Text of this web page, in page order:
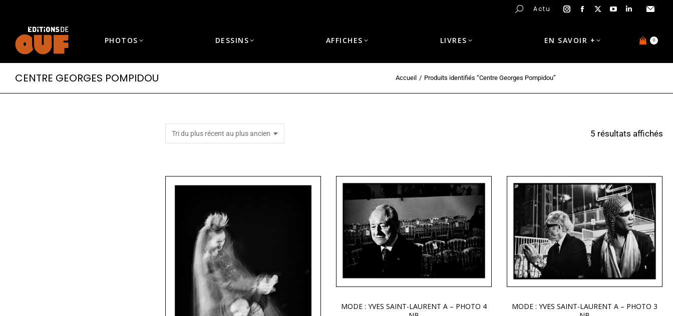
Actu
PHOTOS DESSINS AFFICHES LIVRES EN SAVOIR + 0
CENTRE GEORGES POMPIDOU Accueil Produits identifiés “Centre Georges Pompidou”
5 résultats affichés
MODE : YVES SAINT-LAURENT A – PHOTO 4
MODE : YVES SAINT-LAURENT A – PHOTO 3